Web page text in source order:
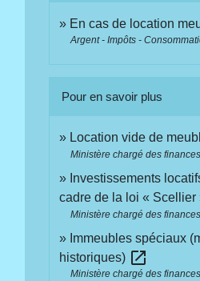
En cas de location
Argent - Impôts -
Pour en savoir plus
Location vide de
Ministère chargé des finances
Investissements
cadre de la loi « Scellier
Ministère chargé des finances
Immeubles spéciaux
historiques) open_in_new
Ministère chargé des finances